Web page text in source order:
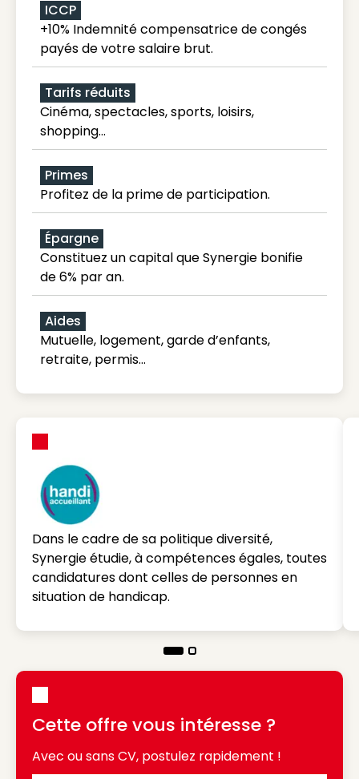
ICCP
+10% Indemnité compensatrice de congés
payés de votre salaire brut.
Tarifs réduits
Cinéma, spectacles, sports, loisirs,
shopping...
Primes
Profitez de la prime de participation.
Épargne
Constituez un capital que Synergie bonifie
de 6% par an.
Aides
Mutuelle, logement, garde d’enfants,
retraite, permis…
Dans le cadre de sa politique diversité,
Synergie étudie, à compétences égales, toutes
candidatures dont celles de personnes en
situation de handicap.
Cette offre vous intéresse ?
Avec ou sans CV, postulez rapidement !